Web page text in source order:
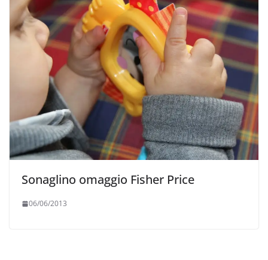
Sonaglino omaggio Fisher Price
06/06/2013